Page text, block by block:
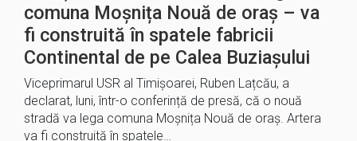
comuna Moșnița Nouă de oraș – va
fi construită în spatele fabricii
Continental de pe Calea Buziașului
Viceprimarul USR al Timișoarei, Ruben Lațcău, a
declarat, luni, într-o conferință de presă, că o nouă
stradă va lega comuna Moșnița Nouă de oraș. Artera
va fi construită în spatele…